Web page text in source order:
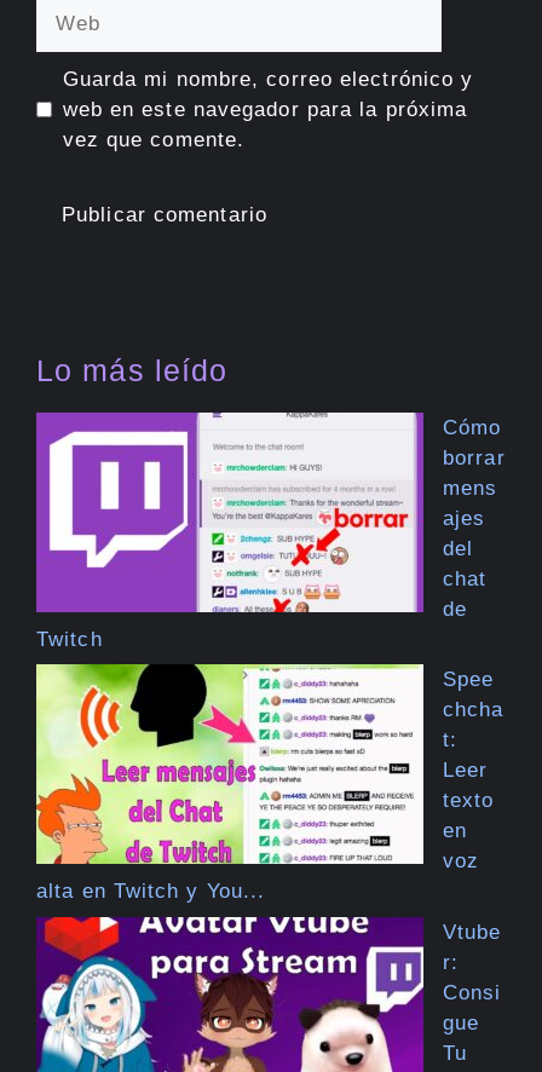
Guarda mi nombre, correo electrónico y
web en este navegador para la próxima
vez que comente.
Lo más leído
Cómo
borrar
mens
ajes
del
chat
de
Twitch
Spee
chcha
t:
Leer
texto
en
voz
alta en Twitch y You...
Vtube
r:
Consi
gue
Tu